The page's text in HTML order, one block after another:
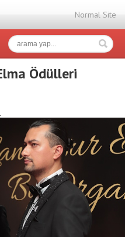
Normal Site
Ödülleri